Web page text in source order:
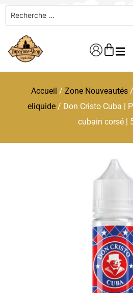
Accueil / Zone Nouveautés/
eliquide/ Don Cristo Cuba |
cubain corsé |